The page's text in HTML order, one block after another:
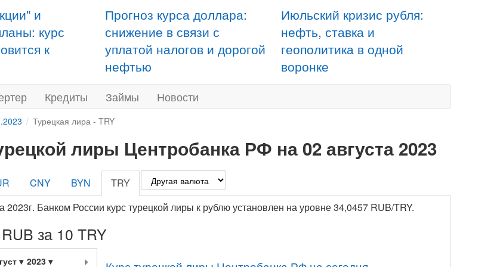
и
курс
к
Прогноз курса доллара:
снижение в связи с
уплатой налогов и дорогой
нефтью
Июльский кризис рубля:
нефть, ставка и
геополитика в одной
воронке
Кредиты Займы Новости
Турецкая лира - TRY
лиры Центробанка РФ на 02 августа 2023
CNY BYN
TRY
2023г. Банком России курс турецкой лиры к рублю установлен на уровне 34,0457 RUB/TRY.
за 10 TRY
2023